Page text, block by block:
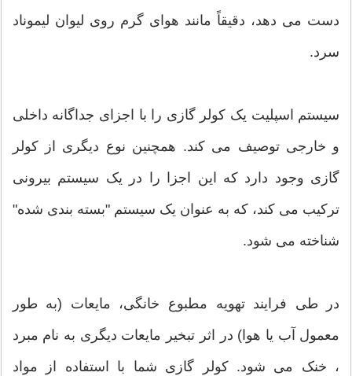
دست می دهد، دقیقاً مانند هوای گرم روی لیوان لیموناد
سرد.
سیستم اسپلیت یک کولر گازی را با اجزای جداگانه داخلی
و خارجی توصیف می کند. همچنین نوع دیگری از کولر
گازی وجود دارد که این اجزا را در یک سیستم بیرونی
ترکیب می کند، که به عنوان یک سیستم "بسته بندی شده"
شناخته می شود.
در طی فرایند تهویه مطبوع خانگی، مایعات (به طور
معمول آب یا هوا) در اثر تبخیر مایعات دیگری به نام مبرد
، خنک می شود. کولر گازی شما با استفاده از مواد